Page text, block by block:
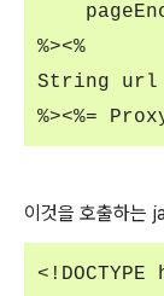
%><%
String url
%><%=
이것을 호출하는
<!DOCTYPE